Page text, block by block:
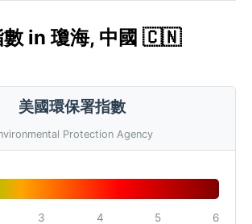
數 in 瓊海, 中國 🇨🇳
美國環保署指數
Protection Agency
3 4 5 6